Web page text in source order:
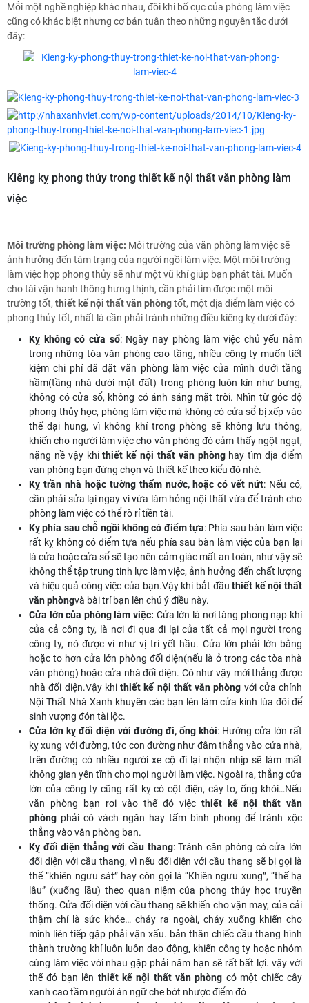
Mỗi một nghề nghiệp khác nhau, đôi khi bố cục của phòng làm việc
cũng có khác biệt nhưng cơ bản tuân theo những nguyên tắc dưới
đây:
Kiêng kỵ phong thủy trong thiết kế nội thất văn phòng làm
việc
Môi trường phòng làm việc: Môi trường của văn phòng làm việc sẽ
ảnh hưởng đến tâm trạng của người ngồi làm việc. Một môi trường
làm việc hợp phong thủy sẽ như một vũ khí giúp bạn phát tài. Muốn
cho tài vận hanh thông hưng thịnh, cần phải tìm được một môi
trường tốt, thiết kế nội thất văn phòngtốt, một địa điểm làm việc có
phong thủy tốt, nhất là cần phải tránh những điều kiêng kỵ dưới đây:
Kỵ không có cửa sổ: Ngày nay phòng làm việc chủ yếu nằm
trong những tòa văn phòng cao tầng, nhiều công ty muốn tiết
kiệm chi phí đã đặt văn phòng làm việc của mình dưới tầng
hầm(tầng nhà dưới mặt đất) trong phòng luôn kín như bưng,
không có cửa sổ, không có ánh sáng mặt trời. Nhìn từ góc độ
phong thủy học, phòng làm việc mà không có cửa sổ bị xếp vào
thế đại hung, vì không khí trong phòng sẽ không lưu thông,
khiến cho người làm việc cho văn phòng đó cảm thấy ngột ngạt,
nặng nề vậy khithiết kế nội thất văn phònghay tìm địa điểm
van phòng bạn đừng chọn và thiết kế theo kiểu đó nhé.
Kỵ trần nhà hoặc tường thấm nước, hoặc có vết nứt: Nếu có,
cần phải sửa lại ngay vì vừa làm hỏng nội thất vừa để tránh cho
phòng làm việc có thể rò rỉ tiền tài.
Kỵ phía sau chỗ ngồi không có điểm tựa: Phía sau bàn làm việc
rất kỵ không có điểm tựa nếu phía sau bàn làm việc của bạn lại
là cửa hoặc cửa sổ sẽ tạo nên cảm giác mất an toàn, như vậy sẽ
không thể tập trung tinh lực làm việc, ảnh hưởng đến chất lượng
và hiệu quả công việc của bạn.Vậy khi bắt đầu thiết kế nội thất
văn phòngvà bài trí bạn lên chú ý điều này.
Cửa lớn của phòng làm việc: Cửa lớn là nơi tàng phong nạp khí
của cả công ty, là nơi đi qua đi lại của tất cả mọi người trong
công ty, nó được ví như vị trí yết hầu. Cửa lớn phải lớn bằng
hoặc to hơn cửa lớn phòng đối diện(nếu là ở trong các tòa nhà
văn phòng) hoặc cửa nhà đối diện. Có như vậy mới thắng được
nhà đối diện.Vậy khi thiết kế nội thất văn phòng với cửa chính
Nội Thất Nhà Xanh khuyên các bạn lên làm cửa kính lùa đôi để
sinh vượng đón tài lộc.
Cửa lớn kỵ đối diện với đường đi, ống khói: Hướng cửa lớn rất
kỵ xung với đường, tức con đường như đâm thẳng vào cửa nhà,
trên đường có nhiều người xe cộ đi lại nhộn nhịp sẽ làm mất
không gian yên tĩnh cho mọi người làm việc. Ngoài ra, thẳng cửa
lớn của công ty cũng rất kỵ có cột điện, cây to, ống khói…Nếu
văn phòng bạn rơi vào thế đó việc thiết kế nội thất văn
phòng phải có vách ngăn hay tấm bình phong để tránh xộc
thẳng vào văn phòng bạn.
Kỵ đối diện thẳng với cầu thang: Tránh căn phòng có cửa lớn
đối diện với cầu thang, vì nếu đối diện với cầu thang sẽ bị gọi là
thế “khiên ngưu sát” hay còn gọi là “Khiên ngưu xung”, “thế hạ
lâu” (xuống lầu) theo quan niệm của phong thủy học truyền
thống. Cửa đối diện với cầu thang sẽ khiến cho vận may, của cải
thậm chí là sức khỏe… chảy ra ngoài, chảy xuống khiến cho
mình liên tiếp gặp phải vận xấu. bản thân chiếc cầu thang hình
thành trường khí luôn luôn dao động, khiến công ty hoặc nhóm
cùng làm việc với nhau gặp phải năm hạn sẽ rất bất lợi. vậy với
thế đó bạn lên thiết kế nội thất văn phòng có một chiếc cây
xanh cao tầm người án ngữ che bớt nhược điểm đó